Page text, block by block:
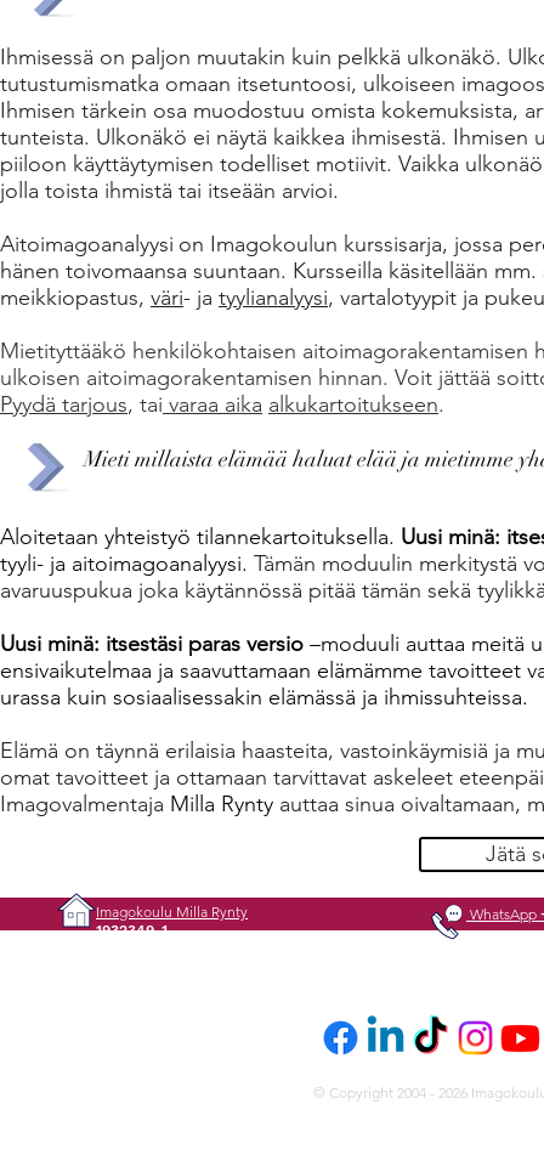
Ihmisessä on paljon muutakin kuin pelkkä ulkonäkö.
tutustumismatka omaan itsetuntoosi, ulkoiseen
Ihmisen tärkein osa muodostuu omista kokemuksista,
tunteista. Ulkonäkö ei näytä kaikkea ihmisestä.
piiloon käyttäytymisen todelliset motiivit. Vaikka
jolla toista ihmistä tai itseään arvioi.
Aitoimagoanalyysi on Imagokoulun kurssisarja, jossa
hänen toivomaansa suuntaan. Kursseilla käsitellään
meikkiopastus, väri- ja tyylianalyysi, vartalotyypit ja
Mietityttääkö henkilökohtaisen aitoimagorakentamisen
ulkoisen aitoimagorakentamisen hinnan. Voit jättää
Pyydä tarjous, tai varaa aika alkukartoitukseen.
Mieti millaista elämää haluat elää ja mietimme
Aloitetaan yhteistyö tilannekartoituksella. Uusi minä:
tyyli- ja aitoimagoanalyysi. Tämän moduulin merkitystä
avaruuspukua joka käytännössä pitää tämän sekä
Uusi minä: itsestäsi paras versio –moduuli auttaa meitä
ensivaikutelmaa ja saavuttamaan elämämme tavoitteet
urassa kuin sosiaalisessakin elämässä ja ihmissuhteissa.
Elämä on täynnä erilaisia haasteita, vastoinkäymisiä ja
omat tavoitteet ja ottamaan tarvittavat askeleet
Imagovalmentaja Milla Rynty auttaa sinua oivaltamaan,
Jätä
Imagokoulu Milla Rynty
1932349-1
WhatsApp
© Copyright 2004 - 2026